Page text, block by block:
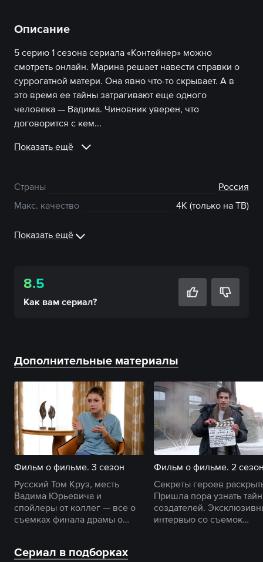
Описание
5 серию 1 сезона сериала «Контейнер» можно
смотреть онлайн. Марина решает навести справки о
суррогатной матери. Она явно что-то скрывает. А в
это время ее тайны затрагивают еще одного
человека — Вадима. Чиновник уверен, что
договорится с кем...
Показать ещё
Страны
Россия
Макс. качество
4К (только на ТВ)
Показать ещё
8.5
Как вам сериал?
Дополнительные материалы
Фильм о фильме. 3 сезон
Русский Том Круз, месть
Вадима Юрьевича и
спойлеры от коллег — все о
съемках финала драмы о
Фильм о фильме. 2
Секреты героев
Пришла пора узнать
создателей.
интервью со съемок
Сериал в подборках